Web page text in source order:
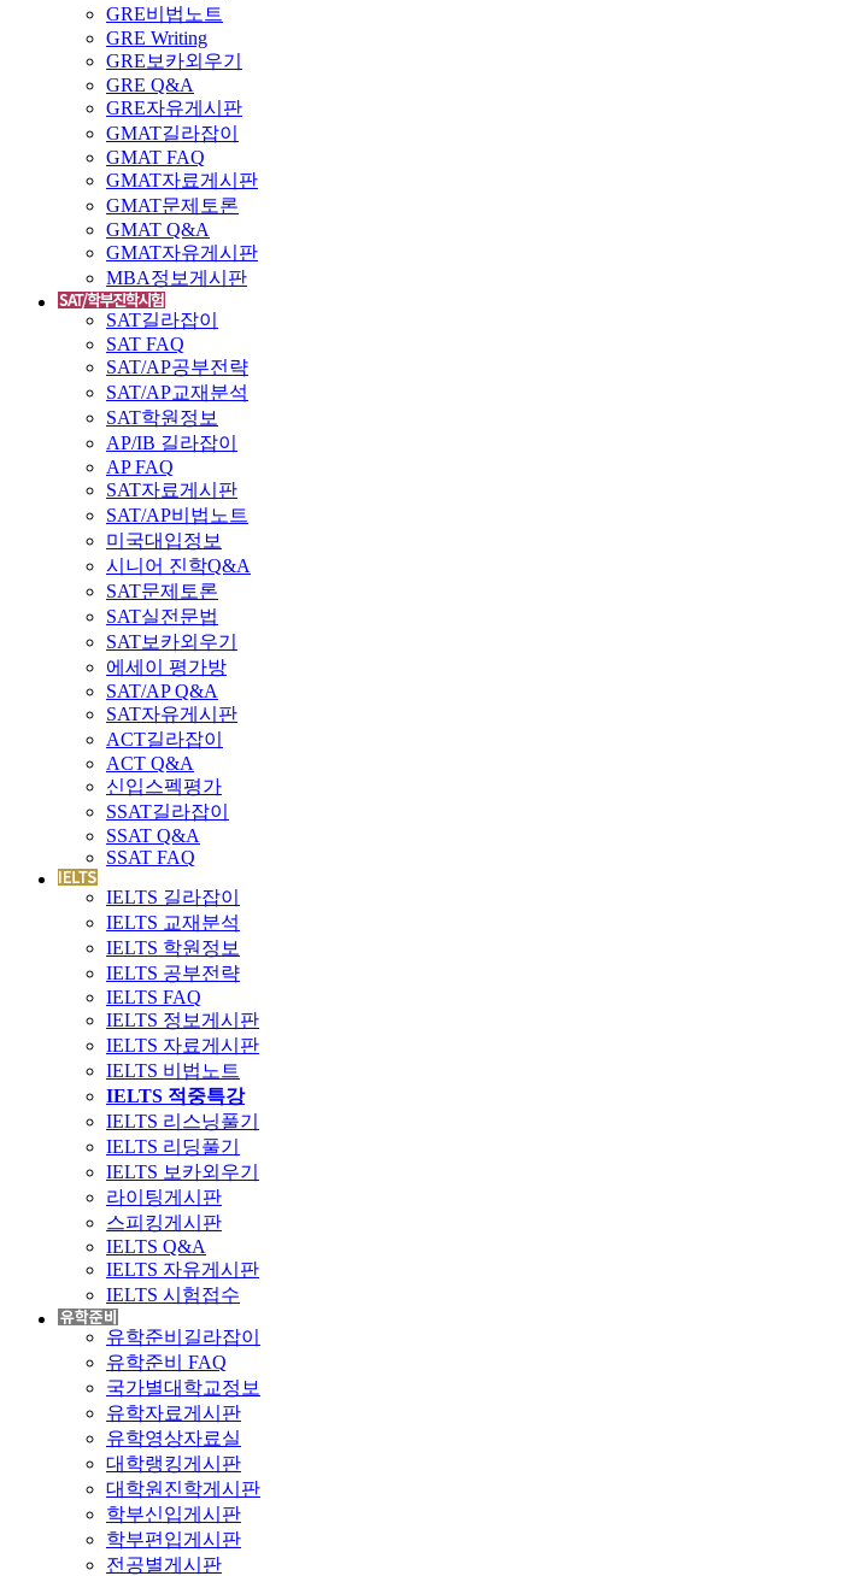
GRE비법노트
GRE Writing
GRE보카외우기
GRE Q&A
GRE자유게시판
GMAT길라잡이
GMAT FAQ
GMAT자료게시판
GMAT문제토론
GMAT Q&A
GMAT자유게시판
MBA정보게시판
SAT길라잡이
SAT FAQ
SAT/AP공부전략
SAT/AP교재분석
SAT학원정보
AP/IB 길라잡이
AP FAQ
SAT자료게시판
SAT/AP비법노트
미국대입정보
시니어 진학Q&A
SAT문제토론
SAT실전문법
SAT보카외우기
에세이 평가방
SAT/AP Q&A
SAT자유게시판
ACT길라잡이
ACT Q&A
신입스펙평가
SSAT길라잡이
SSAT Q&A
SSAT FAQ
IELTS 길라잡이
IELTS 교재분석
IELTS 학원정보
IELTS 공부전략
IELTS FAQ
IELTS 정보게시판
IELTS 자료게시판
IELTS 비법노트
IELTS 적중특강
IELTS 리스닝풀기
IELTS 리딩풀기
IELTS 보카외우기
라이팅게시판
스피킹게시판
IELTS Q&A
IELTS 자유게시판
IELTS 시험접수
유학준비길라잡이
유학준비 FAQ
국가별대학교정보
유학자료게시판
유학영상자료실
대학랭킹게시판
대학원진학게시판
학부신입게시판
학부편입게시판
전공별게시판